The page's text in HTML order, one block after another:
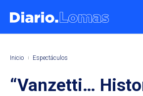
Inicio Espectáculos
“Vanzetti…